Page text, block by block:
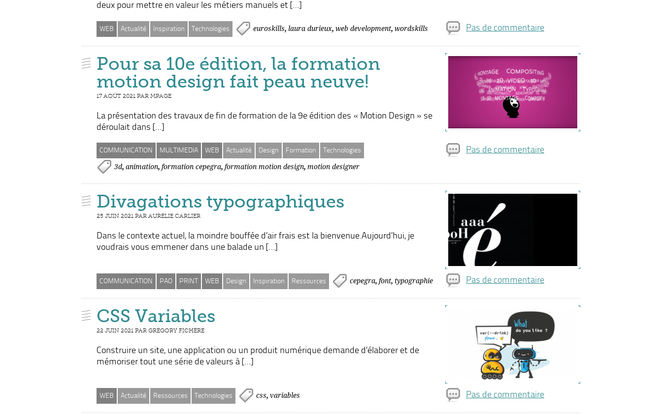
deux pour mettre en valeur les métiers manuels et […]
Pas de commentaire
WEB Actualité Inspiration Technologies euroskills, laura durieux, web development, wordskills
Pour sa 10e édition, la formation
motion design fait peau neuve!
17 AOÛT 2021 PAR MPAGE
La présentation des travaux de fin de formation de la 9e édition des « Motion Design » se
déroulait dans […]
Pas de commentaire
COMMUNICATION MULTIMEDIA WEB Actualité Design Formation Technologies
3d, animation, formation cepegra, formation motion design, motion designer
Divagations typographiques
25 JUIN 2021 PAR AURÉLIE CARLIER
Dans le contexte actuel, la moindre bouffée d’air frais est la bienvenue.Aujourd’hui, je
voudrais vous emmener dans une balade un […]
Pas de commentaire
COMMUNICATION PAO PRINT WEB Design Inspiration Ressources cepegra, font, typographie
CSS Variables
22 JUIN 2021 PAR GRÉGORY FICHÈRE
Construire un site, une application ou un produit numérique demande d’élaborer et de
mémoriser tout une série de valeurs à […]
Pas de commentaire
WEB Actualité Ressources Technologies css, variables